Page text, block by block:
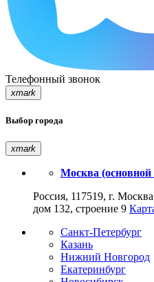
Телефонный звонок
xmark
Выбор города
xmark
Москва (основной
Россия, 117519, г.
дом 132, строение 9
Санкт-Петербург
Казань
Нижний Новгород
Екатеринбург